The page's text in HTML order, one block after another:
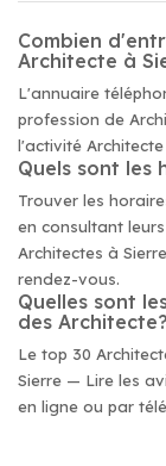
Combien
Architecte à
L'annuaire
profession de
l'activité
Quels sont les
Trouver les
en consultant
Architectes à
rendez-vous.
Quelles sont
des Architecte?
Le top 30
Sierre — Lire les
en ligne ou par